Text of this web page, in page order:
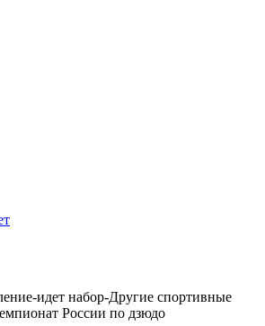
идет набор-Другие спортивные
России по дзюдо